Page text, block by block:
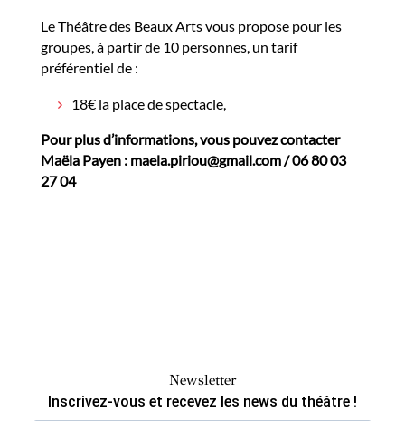
Le Théâtre des Beaux Arts vous propose pour les
groupes, à partir de 10 personnes, un tarif
préférentiel de :
18€ la place de spectacle,
Pour plus d’informations, vous pouvez contacter
Maëla Payen : maela.piriou@gmail.com / 06 80 03
27 04
Newsletter
Inscrivez-vous et recevez les news du théâtre !